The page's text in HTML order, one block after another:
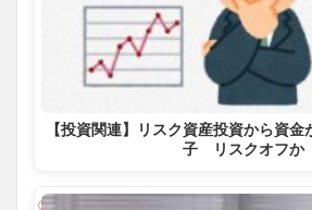
【投資関連】リスク資産投資から資
子 リスクオフか